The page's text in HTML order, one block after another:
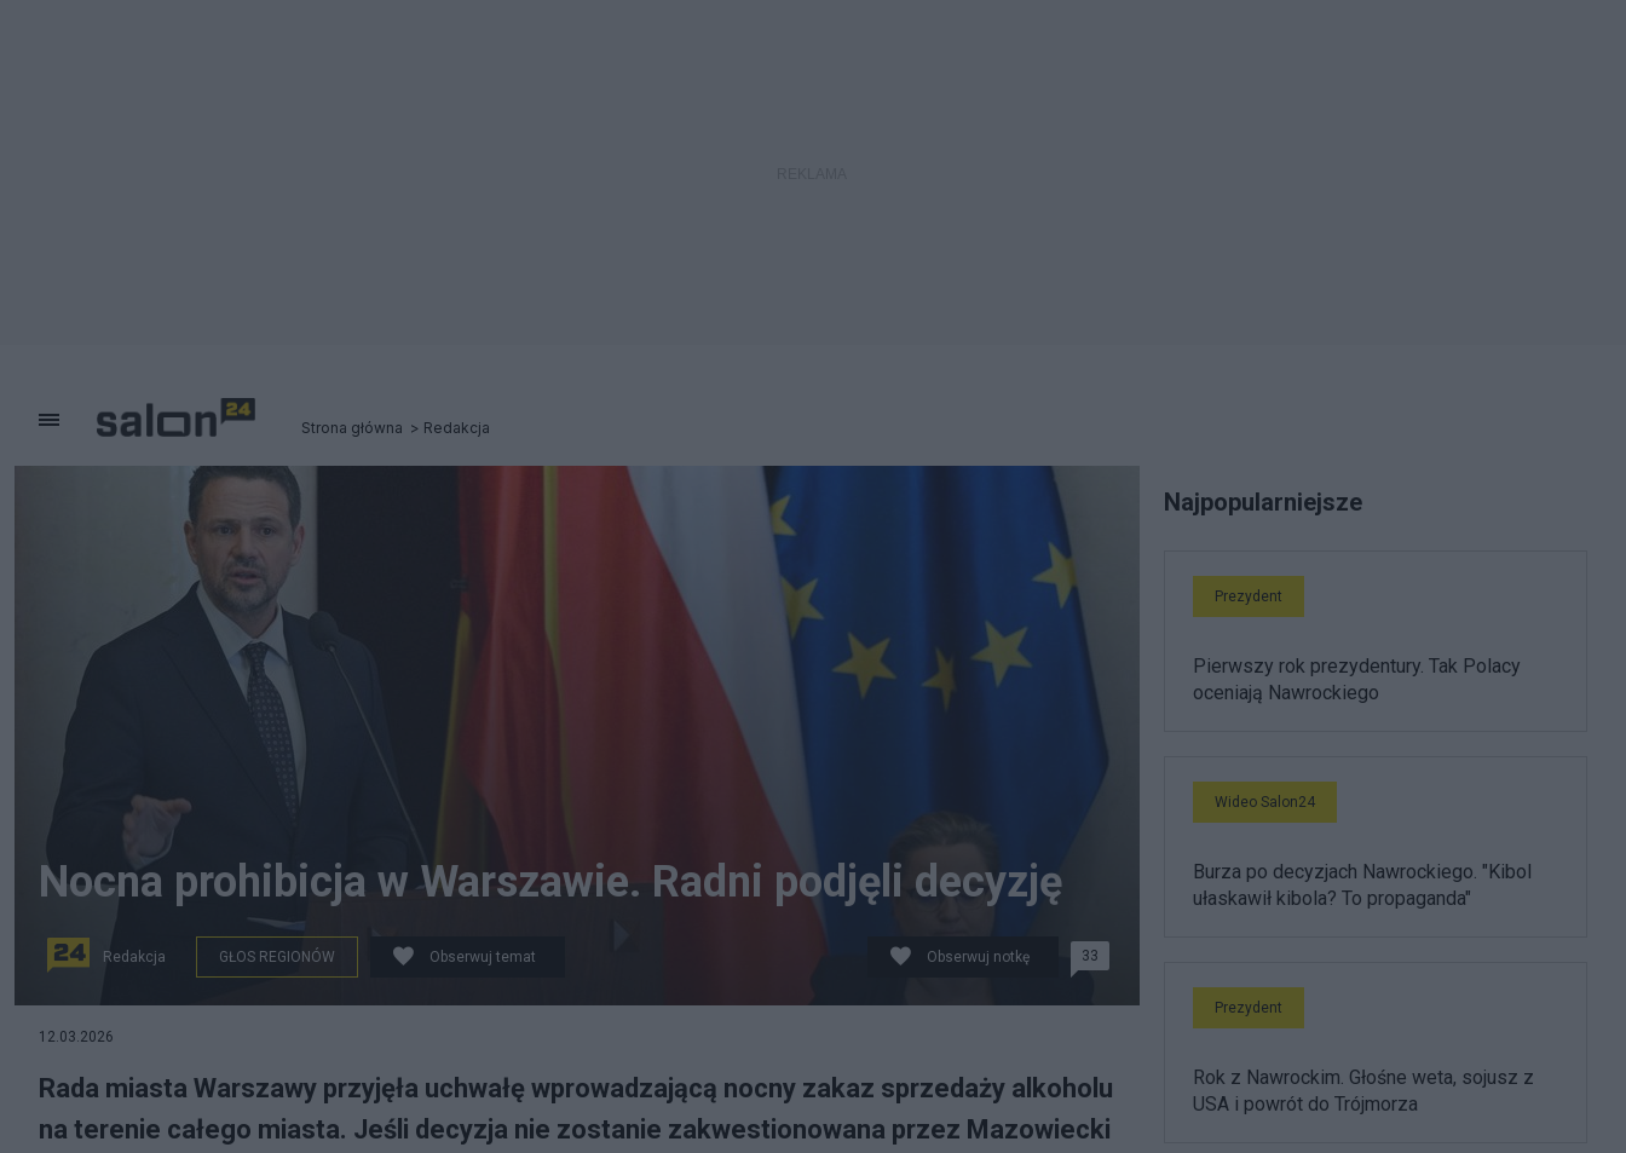
Strona główna Redakcja
Nocna prohibicja w Warszawie. Radni podjęli decyzję
Redakcja GŁOS REGIONÓW Obserwuj temat Obserwuj notkę 33
12.03.2026
Rada miasta Warszawy przyjęła uchwałę wprowadzającą nocny zakaz sprzedaży alkoholu
na terenie całego miasta. Jeśli decyzja nie zostanie zakwestionowana przez Mazowiecki
Najpopularniejsze
Prezydent
Pierwszy rok prezydentury. Tak Polacy
oceniają Nawrockiego
Wideo Salon24
Burza po decyzjach Nawrockiego. "Kibol
ułaskawił kibola? To propaganda"
Prezydent
Rok z Nawrockim. Głośne weta, sojusz z
USA i powrót do Trójmorza